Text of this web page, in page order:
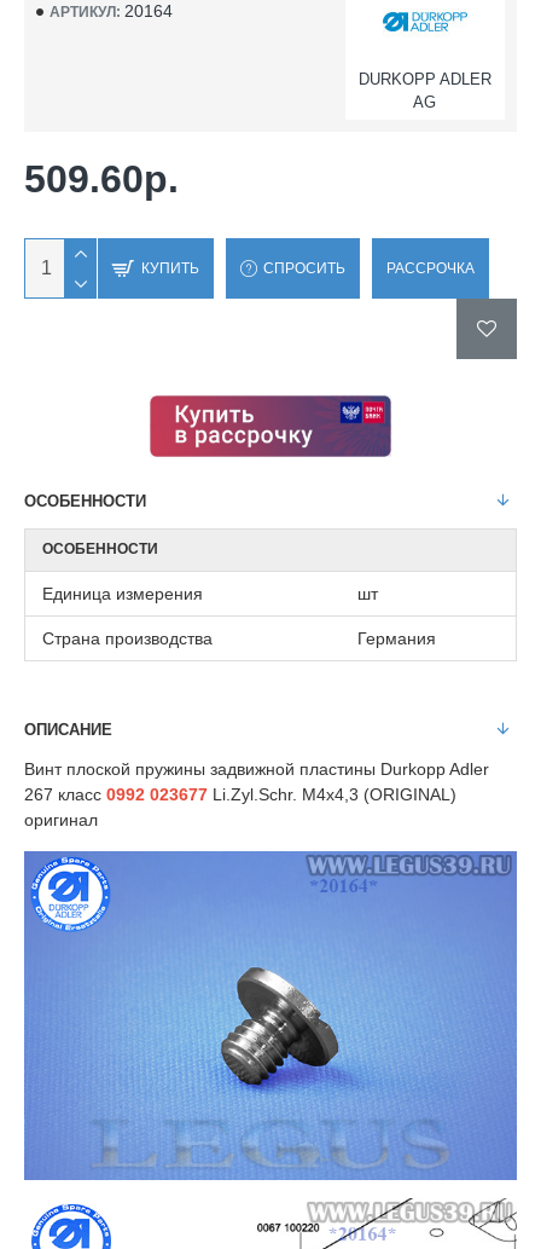
АРТИКУЛ: 20164
DURKOPP ADLER
AG
509.60р.
КУПИТЬ СПРОСИТЬ РАССРОЧКА
ОСОБЕННОСТИ
ОСОБЕННОСТИ
Единица измерения шт
Страна производства Германия
ОПИСАНИЕ
Винт плоской пружины задвижной пластины Durkopp Adler
267 класс 0992 023677 Li.Zyl.Schr. M4x4,3 (ORIGINAL)
оригинал